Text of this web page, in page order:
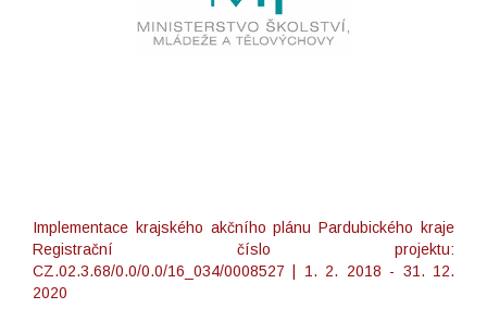
Implementace krajského akčního plánu Pardubického kraje
Registrační číslo projektu:
CZ.02.3.68/0.0/0.0/16_034/0008527 | 1. 2. 2018 - 31. 12.
2020